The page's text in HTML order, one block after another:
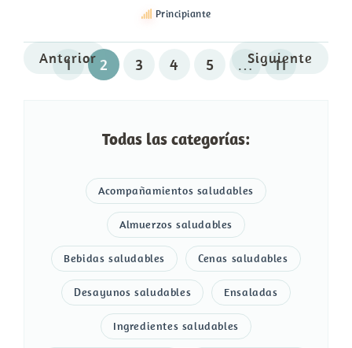
Principiante
Anterior
1 2 3 4 5 … 11
Siguiente
Todas las categorías:
Acompañamientos saludables
Almuerzos saludables
Bebidas saludables Cenas saludables
Desayunos saludables Ensaladas
Ingredientes saludables